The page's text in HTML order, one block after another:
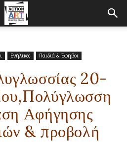
Ενήλικες Παιδιά & Έφηβοι
20-
Αφήγησης
& προβολή